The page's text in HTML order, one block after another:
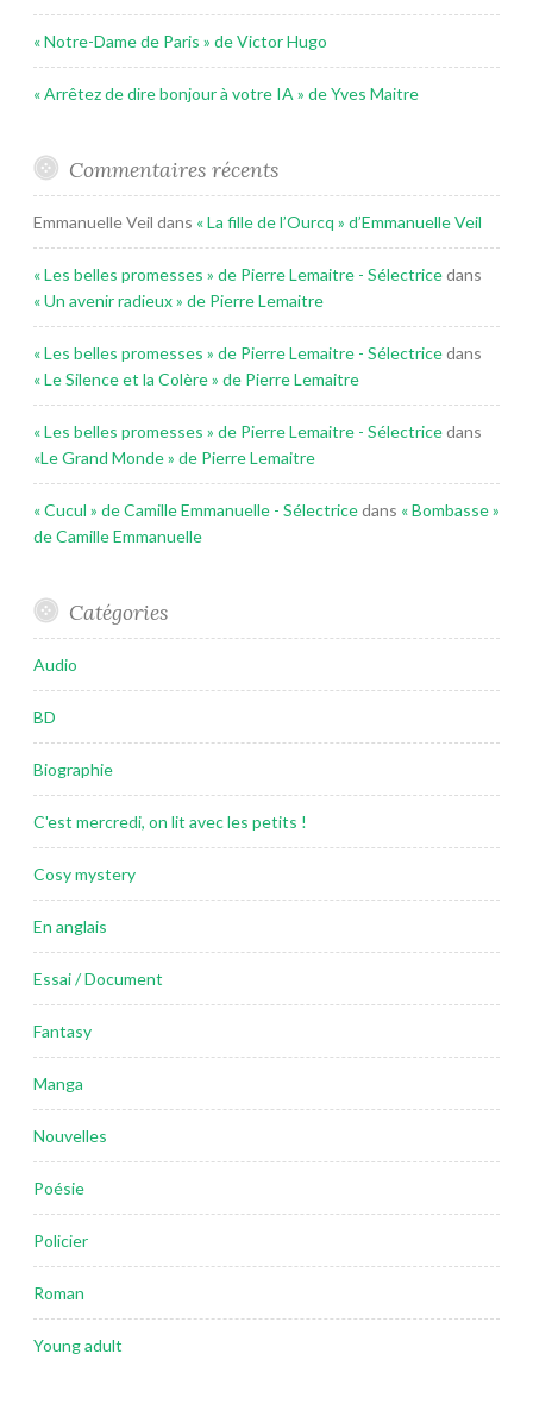
« Notre-Dame de Paris » de Victor Hugo
« Arrêtez de dire bonjour à votre IA » de Yves Maitre
Commentaires récents
Emmanuelle Veil dans « La fille de l’Ourcq » d’Emmanuelle Veil
« Les belles promesses » de Pierre Lemaitre - Sélectricedans
« Un avenir radieux » de Pierre Lemaitre
« Les belles promesses » de Pierre Lemaitre - Sélectricedans
« Le Silence et la Colère » de Pierre Lemaitre
« Les belles promesses » de Pierre Lemaitre - Sélectricedans
«Le Grand Monde » de Pierre Lemaitre
« Cucul » de Camille Emmanuelle - Sélectricedans « Bombasse »
de Camille Emmanuelle
Catégories
Audio
BD
Biographie
C'est mercredi, on lit avec les petits !
Cosy mystery
En anglais
Essai / Document
Fantasy
Manga
Nouvelles
Poésie
Policier
Roman
Young adult